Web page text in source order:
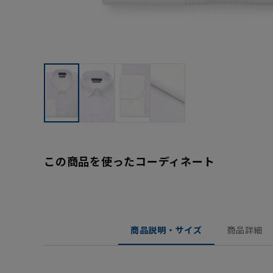
この商品を使ったコーディネート
商品説明・サイズ 商品詳細